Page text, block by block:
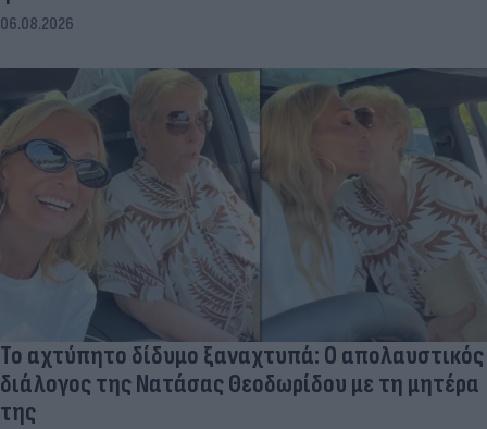
06.08.2026
Το αχτύπητο δίδυμο ξαναχτυπά: Ο απολαυστικός
διάλογος της Νατάσας Θεοδωρίδου με τη μητέρα
της